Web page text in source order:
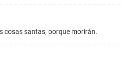
cosas santas, porque morirán.